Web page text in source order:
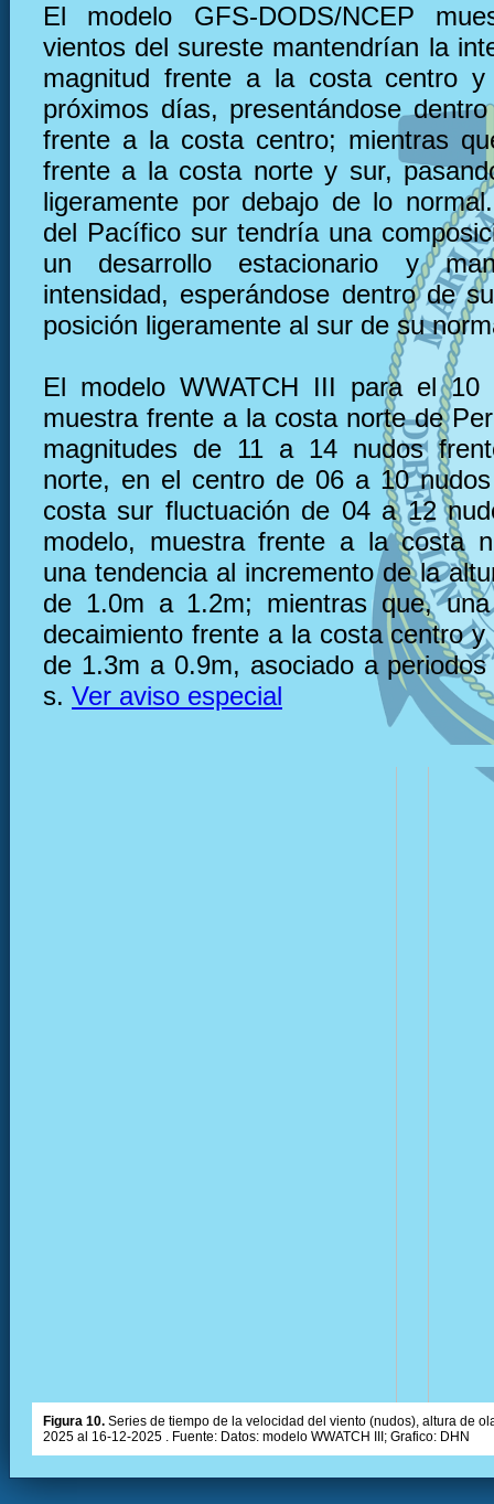
El modelo GFS-DODS/NCEP
vientos del sureste mantendrían la
magnitud frente a la costa centro
próximos días, presentándose
frente a la costa centro; mientras
frente a la costa norte y sur,
ligeramente por debajo de lo
del Pacífico sur tendría una
un desarrollo estacionario y
intensidad, esperándose dentro de
posición ligeramente al sur de su
El modelo WWATCH III para el 10
muestra frente a la costa norte de
magnitudes de 11 a 14 nudos
norte, en el centro de 06 a 10
costa sur fluctuación de 04 a 12
modelo, muestra frente a la costa
una tendencia al incremento de la
de 1.0m a 1.2m; mientras que,
decaimiento frente a la costa centro
de 1.3m a 0.9m, asociado a
s. Ver aviso especial
Figura 10. Series de tiempo de la velocidad del viento (nudos), altura de
2025 al 16-12-2025 . Fuente: Datos: modelo WWATCH III; Grafico: DHN